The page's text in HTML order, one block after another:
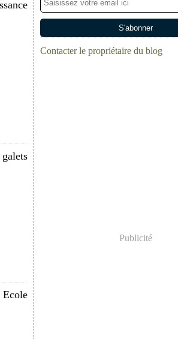
Contacter le propriétaire du blog
Publicité